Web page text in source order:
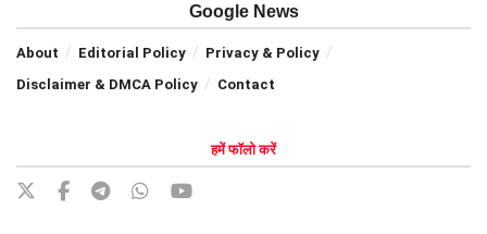
Google News
About Editorial Policy
Privacy & Policy
Disclaimer & DMCA Policy
Contact
हमें फॉलो करें